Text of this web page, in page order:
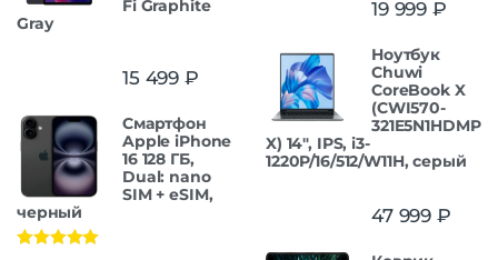
Fi Graphite
Gray
15 499 ₽
Смартфон
Apple iPhone
16 128 ГБ,
Dual: nano
SIM + eSIM,
черный
из 5
19 999 ₽
Ноутбук
Chuwi
CoreBook X
(CWI570-
321E5N1HDMP
X) 14", IPS, i3-
1220P/16/512/W11H, серый
47 999 ₽